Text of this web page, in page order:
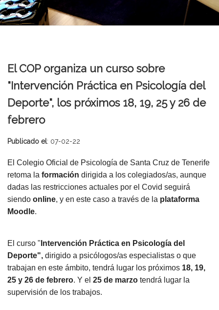
El COP organiza un curso sobre
"Intervención Práctica en Psicología del
Deporte", los próximos 18, 19, 25 y 26 de
febrero
Publicado el: 07-02-22
El Colegio Oficial de Psicología de Santa Cruz de Tenerife
retoma la formación dirigida a los colegiados/as, aunque
dadas las restricciones actuales por el Covid seguirá
siendo online, y en este caso a través de la plataforma
Moodle.
El curso " Intervención Práctica en Psicología del
Deporte", dirigido a psicólogos/as especialistas o que
trabajan en este ámbito, tendrá lugar los próximos 18, 19,
25 y 26 de febrero. Y el 25 de marzo tendrá lugar la
supervisión de los trabajos.